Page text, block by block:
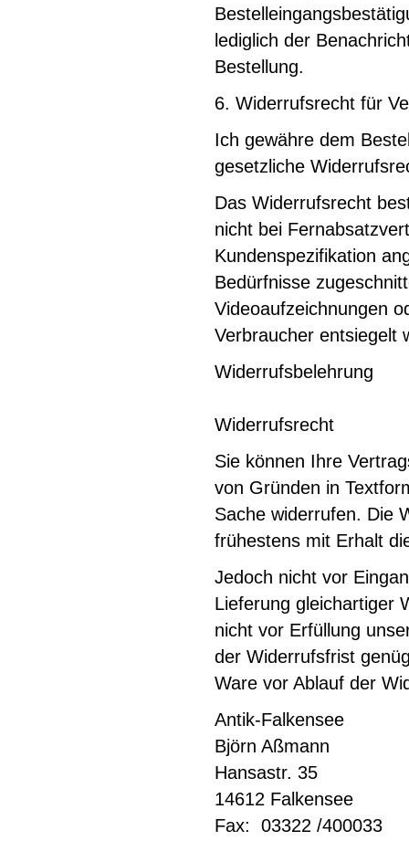
lediglich der
Bestellung.
6. Widerrufsrecht für
Ich gewähre dem
gesetzliche
Das Widerrufsrecht
nicht bei
Kundenspezifikation
Bedürfnisse
Videoaufzeichnungen
Verbraucher entsiegelt
Widerrufsbelehrung
Widerrufsrecht
Sie können Ihre
von Gründen in
Sache widerrufen. Die
frühestens mit Erhalt
Jedoch nicht vor
Lieferung gleichartiger
nicht vor Erfüllung
der Widerrufsfrist
Ware vor Ablauf der
Antik-Falkensee
Björn Aßmann
Hansastr. 35
14612 Falkensee
Fax: 03322 /400033